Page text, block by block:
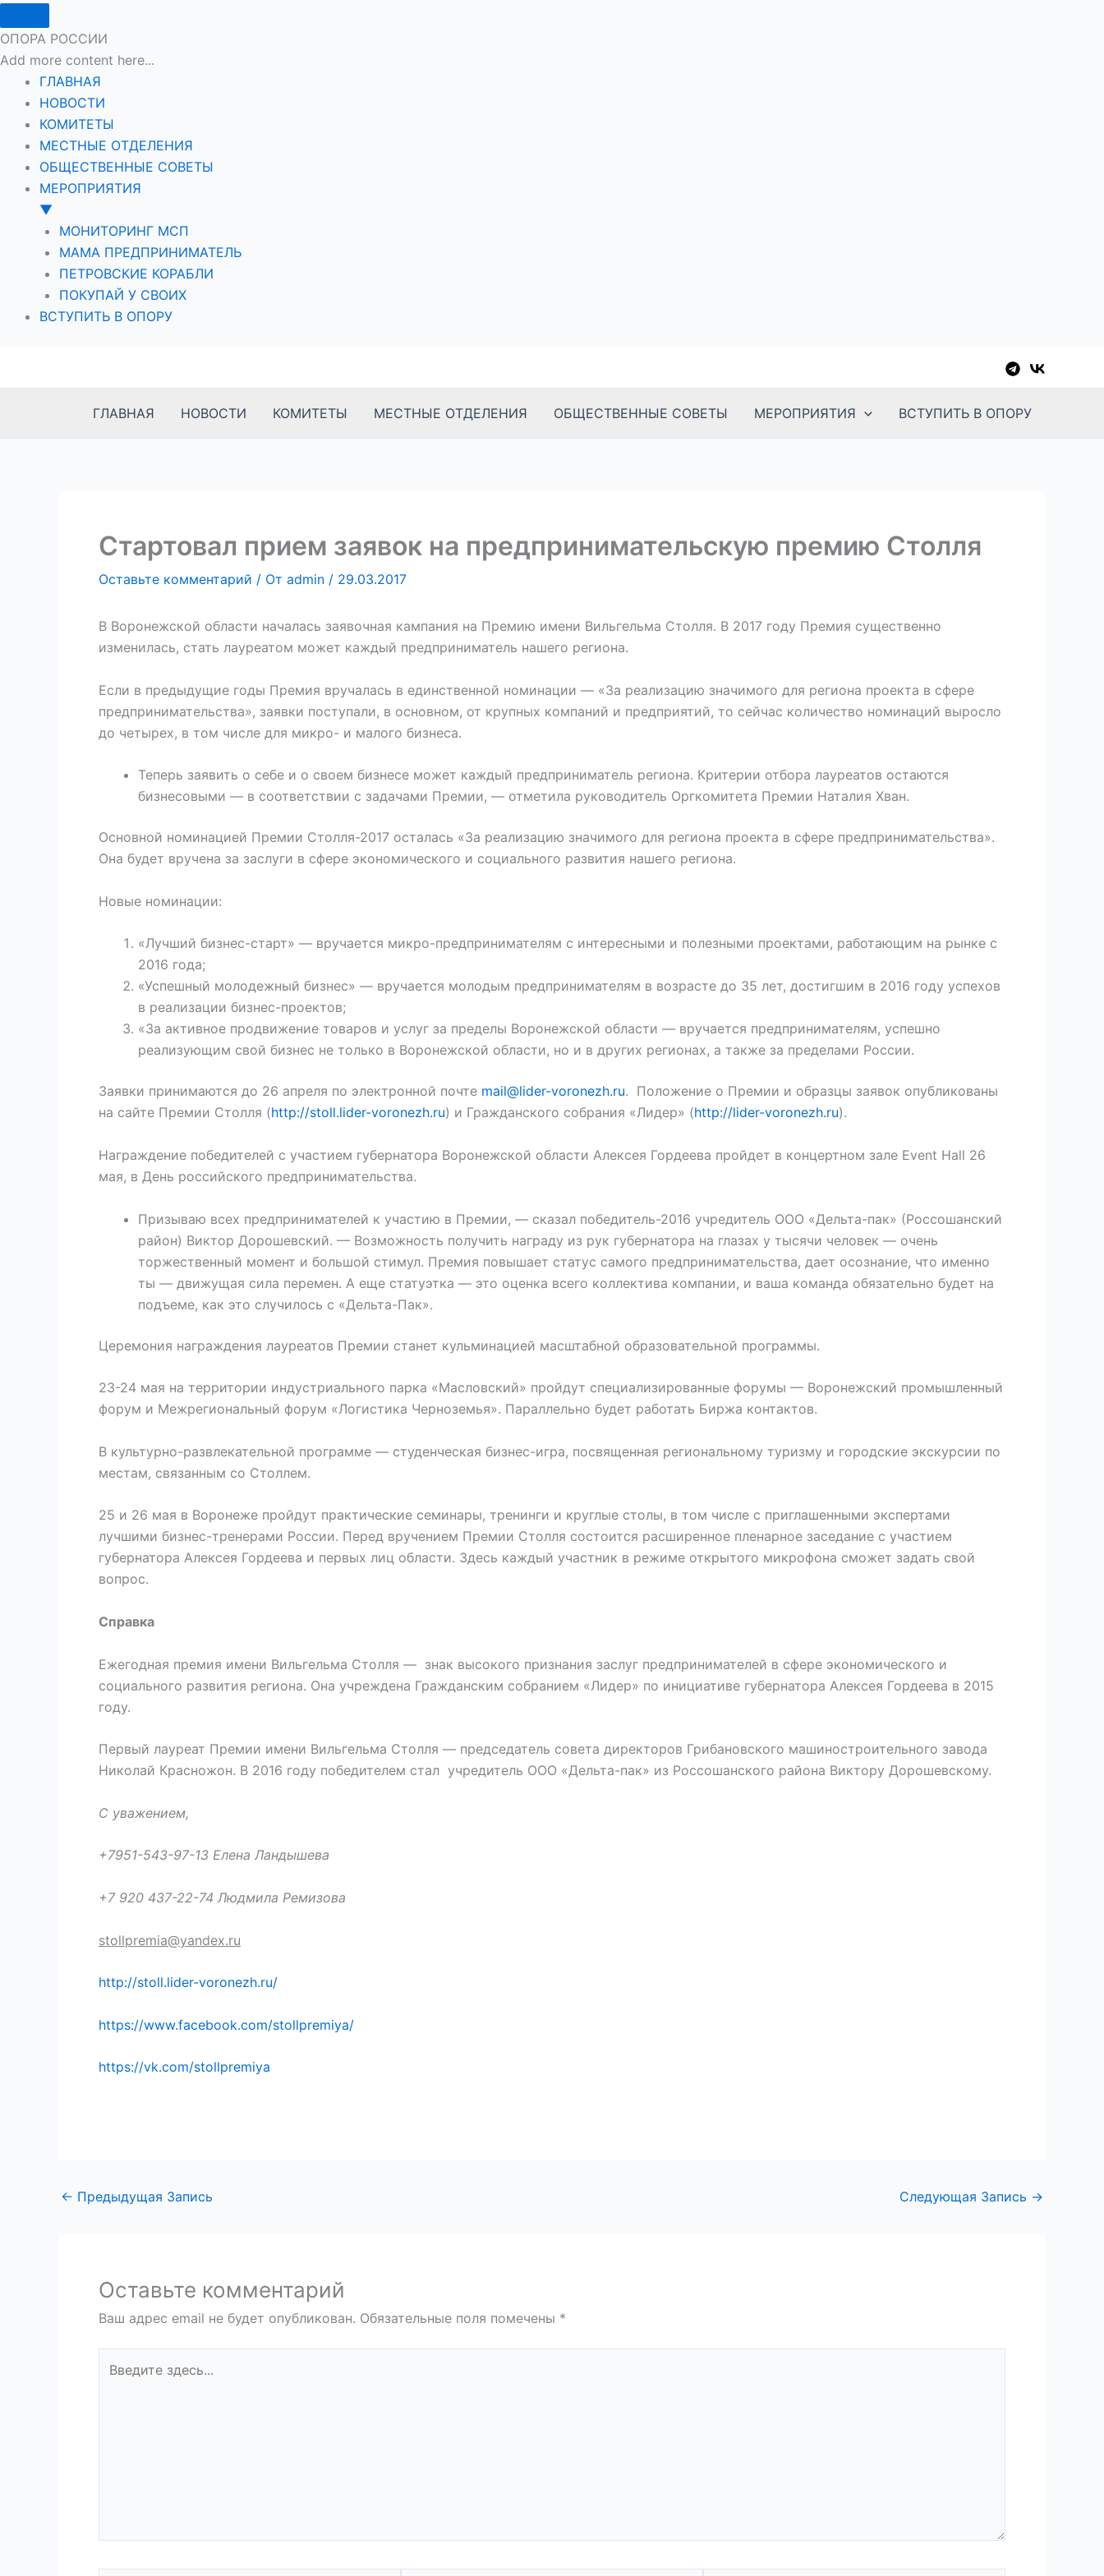
ОПОРА РОССИИ
Add more content here...
ГЛАВНАЯ
НОВОСТИ
КОМИТЕТЫ
МЕСТНЫЕ ОТДЕЛЕНИЯ
ОБЩЕСТВЕННЫЕ СОВЕТЫ
МЕРОПРИЯТИЯ
▼
МОНИТОРИНГ МСП
МАМА ПРЕДПРИНИМАТЕЛЬ
ПЕТРОВСКИЕ КОРАБЛИ
ПОКУПАЙ У СВОИХ
ВСТУПИТЬ В ОПОРУ
ГЛАВНАЯ
НОВОСТИ КОМИТЕТЫ МЕСТНЫЕ ОТДЕЛЕНИЯ ОБЩЕСТВЕННЫЕ СОВЕТЫ МЕРОПРИЯТИЯ ВСТУПИТЬ В ОПОРУ
Стартовал прием заявок на предпринимательскую премию Столля
Оставьте комментарий / От admin / 29.03.2017
В Воронежской области началась заявочная кампания на Премию имени Вильгельма Столля. В 2017 году Премия существенно
изменилась, стать лауреатом может каждый предприниматель нашего региона.
Если в предыдущие годы Премия вручалась в единственной номинации — «За реализацию значимого для региона проекта в сфере
предпринимательства», заявки поступали, в основном, от крупных компаний и предприятий, то сейчас количество номинаций выросло
до четырех, в том числе для микро- и малого бизнеса.
Теперь заявить о себе и о своем бизнесе может каждый предприниматель региона. Критерии отбора лауреатов остаются
бизнесовыми — в соответствии с задачами Премии, — отметила руководитель Оргкомитета Премии Наталия Хван.
Основной номинацией Премии Столля-2017 осталась «За реализацию значимого для региона проекта в сфере предпринимательства».
Она будет вручена за заслуги в сфере экономического и социального развития нашего региона.
Новые номинации:
«Лучший бизнес-старт» — вручается микро-предпринимателям с интересными и полезными проектами, работающим на рынке с
2016 года;
«Успешный молодежный бизнес» — вручается молодым предпринимателям в возрасте до 35 лет, достигшим в 2016 году успехов
в реализации бизнес-проектов;
«За активное продвижение товаров и услуг за пределы Воронежской области — вручается предпринимателям, успешно
реализующим свой бизнес не только в Воронежской области, но и в других регионах, а также за пределами России.
Заявки принимаются до 26 апреля по электронной почте mail@lider-voronezh.ru. Положение о Премии и образцы заявок опубликованы
на сайте Премии Столля (http://stoll.lider-voronezh.ru) и Гражданского собрания «Лидер» (http://lider-voronezh.ru).
Награждение победителей с участием губернатора Воронежской области Алексея Гордеева пройдет в концертном зале Event Hall 26
мая, в День российского предпринимательства.
Призываю всех предпринимателей к участию в Премии, — сказал победитель-2016 учредитель ООО «Дельта-пак» (Россошанский
район) Виктор Дорошевский. — Возможность получить награду из рук губернатора на глазах у тысячи человек — очень
торжественный момент и большой стимул. Премия повышает статус самого предпринимательства, дает осознание, что именно
ты — движущая сила перемен. А еще статуэтка — это оценка всего коллектива компании, и ваша команда обязательно будет на
подъеме, как это случилось с «Дельта-Пак».
Церемония награждения лауреатов Премии станет кульминацией масштабной образовательной программы.
23-24 мая на территории индустриального парка «Масловский» пройдут специализированные форумы — Воронежский промышленный
форум и Межрегиональный форум «Логистика Черноземья». Параллельно будет работать Биржа контактов.
В культурно-развлекательной программе — студенческая бизнес-игра, посвященная региональному туризму и городские экскурсии по
местам, связанным со Столлем.
25 и 26 мая в Воронеже пройдут практические семинары, тренинги и круглые столы, в том числе с приглашенными экспертами
лучшими бизнес-тренерами России. Перед вручением Премии Столля состоится расширенное пленарное заседание с участием
губернатора Алексея Гордеева и первых лиц области. Здесь каждый участник в режиме открытого микрофона сможет задать свой
вопрос.
Справка
Ежегодная премия имени Вильгельма Столля — знак высокого признания заслуг предпринимателей в сфере экономического и
социального развития региона. Она учреждена Гражданским собранием «Лидер» по инициативе губернатора Алексея Гордеева в 2015
году.
Первый лауреат Премии имени Вильгельма Столля — председатель совета директоров Грибановского машиностроительного завода
Николай Красножон. В 2016 году победителем стал учредитель ООО «Дельта-пак» из Россошанского района Виктору Дорошевскому.
С уважением,
+7951-543-97-13 Елена Ландышева
+7 920 437-22-74 Людмила Ремизова
stollpremia@yandex.ru
http://stoll.lider-voronezh.ru/
https://www.facebook.com/stollpremiya/
https://vk.com/stollpremiya
← Предыдущая Запись Следующая Запись →
Оставьте комментарий
Ваш адрес email не будет опубликован. Обязательные поля помечены *
здесь...